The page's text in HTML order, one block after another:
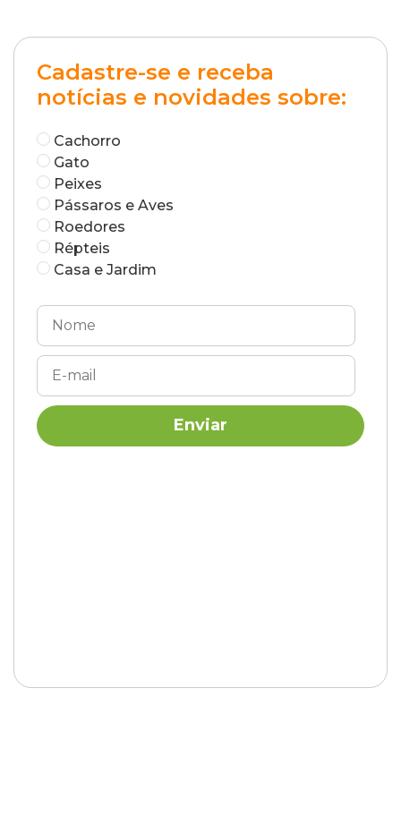
Cadastre-se e receba
notícias e novidades sobre:
Cachorro
Gato
Peixes
Pássaros e Aves
Roedores
Répteis
Casa e Jardim